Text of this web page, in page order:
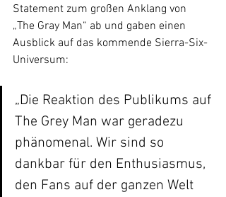
Statement zum großen Anklang von
„The Gray Man“ ab und gaben einen
Ausblick auf das kommende Sierra-Six-
Universum:
„Die Reaktion des Publikums auf
The Grey Man war geradezu
phänomenal. Wir sind so
dankbar für den Enthusiasmus,
den Fans auf der ganzen Welt